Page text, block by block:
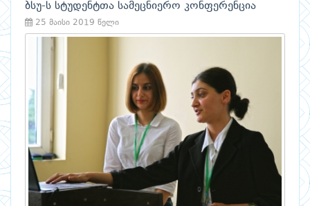
ბსუ-ს სტუდენტთა სამეცნიერო კონფერენცია
25 მაისი 2019 წელი